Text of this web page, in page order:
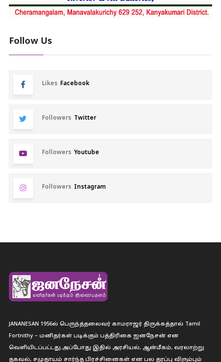
Follow Us
Likes Facebook
Followers Twitter
Followers Youtube
Followers Instagram
JANANESAN 1956ல் பெருந்த்தலைவர் காமராஜர் திருக்கத்தால் Tamil
Fortnithy – மனிதர்கள் படிக்கும் பத்திரிகை ஐனநேசன் என
வெளியிடப்பட்டது.அப்போது இதில் அரசியல், ஆன்மீகம், வரலாற்று
தகவல், சமுதாயம் சார்ந்த பிரச்சினைகள் என பல தரப்பு விரும்பும்